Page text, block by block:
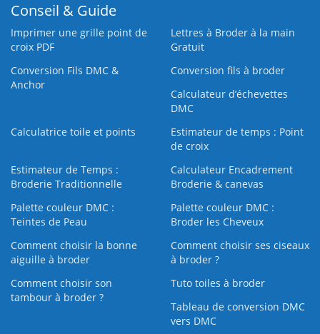
Conseil & Guide
Imprimer une grille point de
croix PDF
Lettres à Broder à la main
Gratuit
Conversion Fils DMC &
Anchor
Conversion fils à broder
Calculateur d’échevettes
DMC
Calculatrice toile et points
Estimateur de temps : Point
de croix
Estimateur de Temps :
Broderie Traditionnelle
Calculateur Encadrement
Broderie & canevas
Palette couleur DMC :
Teintes de Peau
Palette couleur DMC :
Broder les Cheveux
Comment choisir la bonne
aiguille à broder
Comment choisir ses ciseaux
à broder ?
Comment choisir son
tambour à broder ?
Tuto toiles à broder
Tableau de conversion DMC
vers DMC